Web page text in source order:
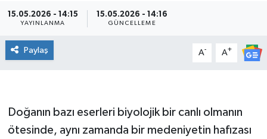
15.05.2026 - 14:15
YAYINLANMA
15.05.2026 - 14:16
GÜNCELLEME
Paylaş A- A+
Doğanın bazı eserleri biyolojik bir canlı olmanın
ötesinde, aynı zamanda bir medeniyetin hafızası
ÇEVRE
DÜNYA
Edremit
Haber Arşivi